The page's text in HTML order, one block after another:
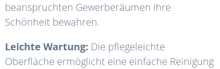
beanspruchten Gewerberäumen ihre
Schönheit bewahren.
Leichte Wartung: Die pflegeleichte
Oberfläche ermöglicht eine einfache Reinigung